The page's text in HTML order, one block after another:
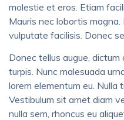
molestie et eros. Etiam
Mauris nec lobortis
vulputate facilisis. Donec
Donec tellus augue,
turpis. Nunc malesuada
lorem elementum eu. Nulla
Vestibulum sit amet diam
nulla sem, rhoncus eu